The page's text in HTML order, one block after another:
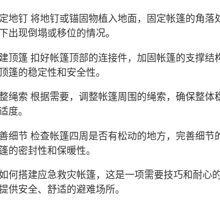
地钉 将地钉或锚固物植入地面，固定帐篷的角
出现倒塌或移位的情况。
顶篷 扣好帐篷顶部的连接件，加固帐篷的支撑
篷的稳定性和安全性。
绳索 根据需要，调整帐篷周围的绳索，确保整
度。
细节 检查帐篷四周是否有松动的地方，完善细
的密封性和保暖性。
何搭建应急救灾帐篷，这是一项需要技巧和耐心
供安全、舒适的避难场所。‍